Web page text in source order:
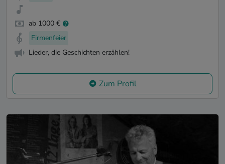
ab 1000 €
Firmenfeier
Lieder, die Geschichten erzählen!
Zum Profil